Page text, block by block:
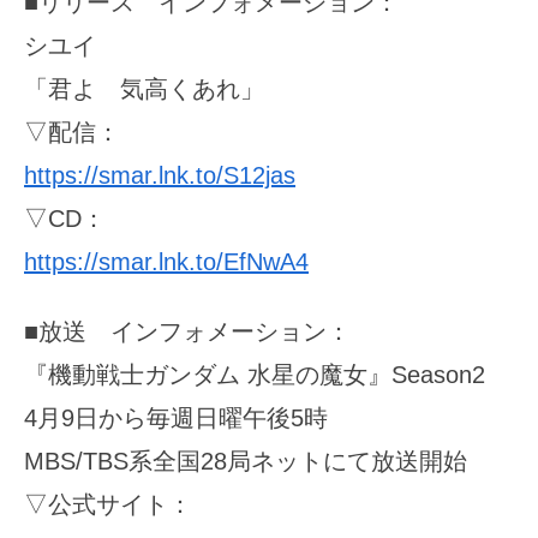
シユイ
「君よ 気高くあれ」
▽配信：
https://smar.lnk.to/S12jas
▽CD：
https://smar.lnk.to/EfNwA4
■放送 インフォメーション：
『機動戦士ガンダム 水星の魔女』Season2
4月9日から毎週日曜午後5時
MBS/TBS系全国28局ネットにて放送開始
▽公式サイト：